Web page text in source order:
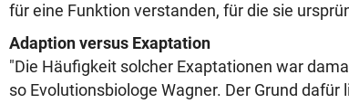
für eine Funktion verstanden, für die sie
Adaption versus Exaptation
"Die Häufigkeit solcher Exaptationen war
so Evolutionsbiologe Wagner. Der Grund dafür